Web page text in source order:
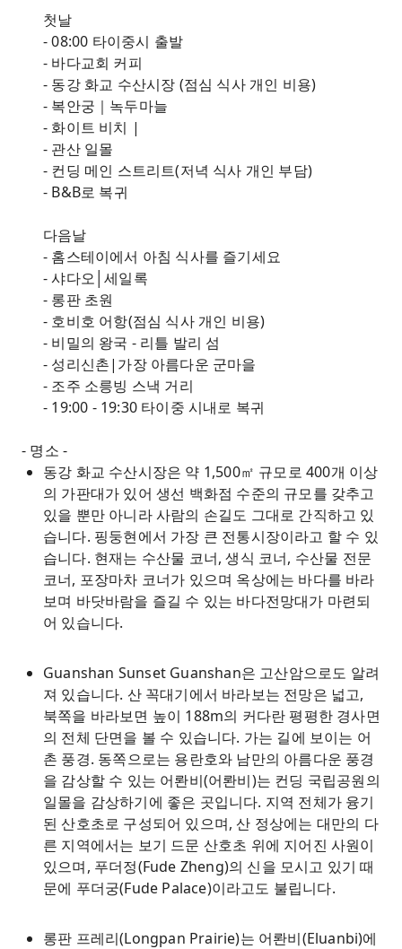
첫날
- 08:00 타이중시 출발
- 바다교회 커피
- 동강 화교 수산시장 (점심 식사 개인 비용)
- 복안궁｜녹두마늘
- 화이트 비치 |
- 관산 일몰
- 컨딩 메인 스트리트(저녁 식사 개인 부담)
- B&B로 복귀
다음날
- 홈스테이에서 아침 식사를 즐기세요
- 샤다오│세일록
- 롱판 초원
- 호비호 어항(점심 식사 개인 비용)
- 비밀의 왕국 - 리틀 발리 섬
- 성리신촌|가장 아름다운 군마을
- 조주 소릉빙 스낵 거리
- 19:00 - 19:30 타이중 시내로 복귀
- 명소 -
동강 화교 수산시장은 약 1,500㎡ 규모로 400개 이상
의 가판대가 있어 생선 백화점 수준의 규모를 갖추고
있을 뿐만 아니라 사람의 손길도 그대로 간직하고 있
습니다. 핑둥현에서 가장 큰 전통시장이라고 할 수 있
습니다. 현재는 수산물 코너, 생식 코너, 수산물 전문
코너, 포장마차 코너가 있으며 옥상에는 바다를 바라
보며 바닷바람을 즐길 수 있는 바다전망대가 마련되
어 있습니다.
Guanshan Sunset Guanshan은 고산암으로도 알려
져 있습니다. 산 꼭대기에서 바라보는 전망은 넓고,
북쪽을 바라보면 높이 188m의 커다란 평평한 경사면
의 전체 단면을 볼 수 있습니다. 가는 길에 보이는 어
촌 풍경. 동쪽으로는 용란호와 남만의 아름다운 풍경
을 감상할 수 있는 어롼비(어롼비)는 컨딩 국립공원의
일몰을 감상하기에 좋은 곳입니다. 지역 전체가 융기
된 산호초로 구성되어 있으며, 산 정상에는 대만의 다
른 지역에서는 보기 드문 산호초 위에 지어진 사원이
있으며, 푸더정(Fude Zheng)의 신을 모시고 있기 때
문에 푸더궁(Fude Palace)이라고도 불립니다.
롱판 프레리(Longpan Prairie)는 어롼비(Eluanbi)에